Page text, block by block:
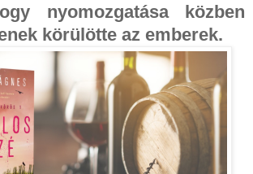
nyomozgatása közben
körülötte az emberek.